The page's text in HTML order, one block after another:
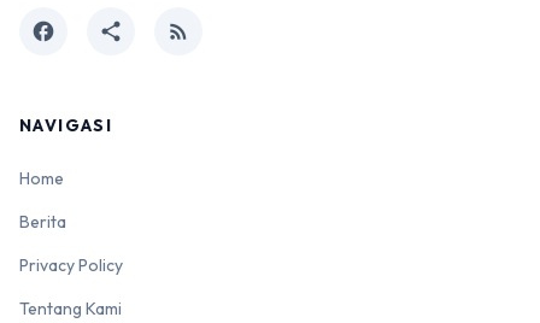
facebook share rss_feed
NAVIGASI
Home
Berita
Privacy Policy
Tentang Kami